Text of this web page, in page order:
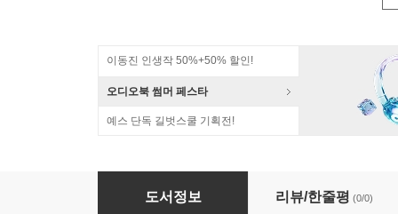
이동진 인생작 50%+50% 할인!
오디오북 썸머 페스타
예스 단독 길벗스쿨 기획전!
영혼의 설계자
도서정보 리뷰/한줄평 (0/0)